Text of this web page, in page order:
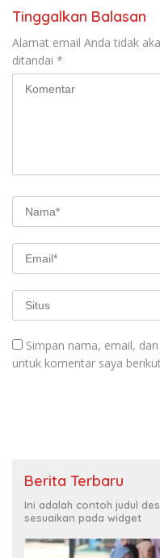
Tinggalkan Balasan
Alamat email Anda tidak
ditandai *
Simpan nama, email,
untuk komentar saya
Berita Terbaru
Ini adalah contoh judul
sesuaikan pada widget